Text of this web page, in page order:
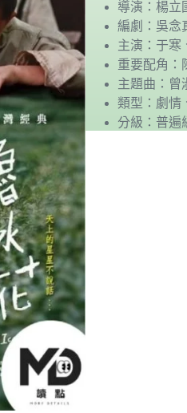
導演：楊立
編劇：吳念
主演：于寒
重要配角：
主題曲：曾
類型：劇情
分級：普遍